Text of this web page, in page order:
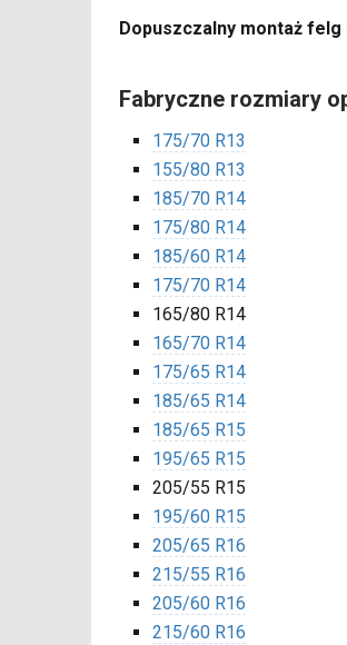
Dopuszczalny montaż felg
Fabryczne rozmiary
175/70 R13
155/80 R13
185/70 R14
175/80 R14
185/60 R14
175/70 R14
165/80 R14
165/70 R14
175/65 R14
185/65 R14
185/65 R15
195/65 R15
205/55 R15
195/60 R15
205/65 R16
215/55 R16
205/60 R16
215/60 R16